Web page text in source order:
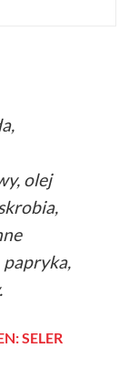
olej
papryka,
SELER